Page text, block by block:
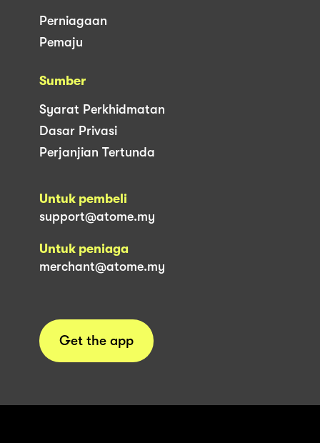
Perniagaan
Pemaju
Sumber
Syarat Perkhidmatan
Dasar Privasi
Perjanjian Tertunda
Untuk pembeli
support@atome.my
Untuk peniaga
merchant@atome.my
Get the app